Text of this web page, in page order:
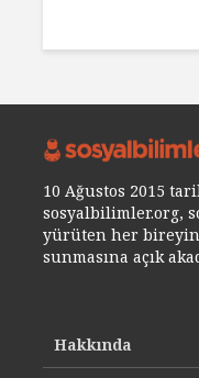
10 Ağustos 2015
sosyalbilimler.org,
yürüten her bireyin
sunmasına açık
Hakkında